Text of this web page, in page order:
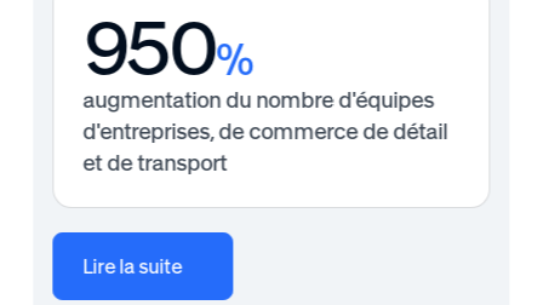
950%
augmentation du nombre d'équipes
d'entreprises, de commerce de détail
et de transport
Lire la suite